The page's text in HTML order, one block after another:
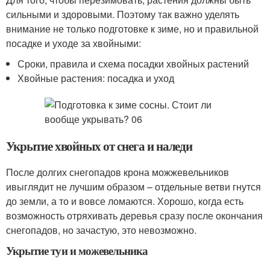
сильными и здоровыми. Поэтому так важно уделять
внимание не только подготовке к зиме, но и правильной
посадке и уходе за хвойными:
Сроки, правила и схема посадки хвойных растений
Хвойные растения: посадка и уход
Укрытие хвойных от снега и наледи
После долгих снегопадов крона можжевельников
ивыглядит не лучшим образом – отдельные ветви гнутся
до земли, а то и вовсе ломаются. Хорошо, когда есть
возможность отряхивать деревья сразу после окончания
снегопадов, но зачастую, это невозможно.
Укрытие туи и можевельника